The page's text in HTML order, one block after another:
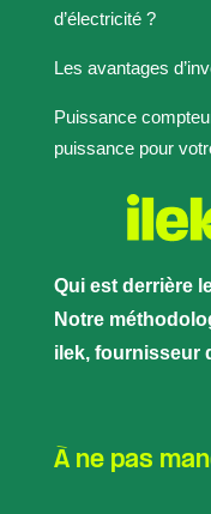
d’électricité ?
Les avantages
Puissance
puissance pour
Qui est derrière
Notre
ilek, fournisseur
À ne pas